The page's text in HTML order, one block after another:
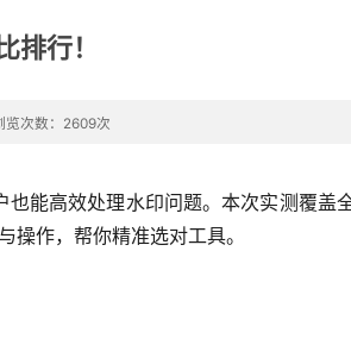
行！
览次数：2609次
能高效处理水印问题。本次实测覆盖
作，帮你精准选对工具。